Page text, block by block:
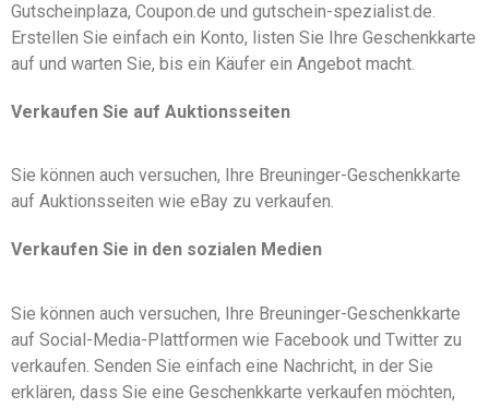
Gutscheinplaza, Coupon.de und gutschein-spezialist.de.
Erstellen Sie einfach ein Konto, listen Sie Ihre Geschenkkarte
auf und warten Sie, bis ein Käufer ein Angebot macht.
Verkaufen Sie auf Auktionsseiten
Sie können auch versuchen, Ihre Breuninger-Geschenkkarte
auf Auktionsseiten wie eBay zu verkaufen.
Verkaufen Sie in den sozialen Medien
Sie können auch versuchen, Ihre Breuninger-Geschenkkarte
auf Social-Media-Plattformen wie Facebook und Twitter zu
verkaufen. Senden Sie einfach eine Nachricht, in der Sie
erklären, dass Sie eine Geschenkkarte verkaufen möchten,